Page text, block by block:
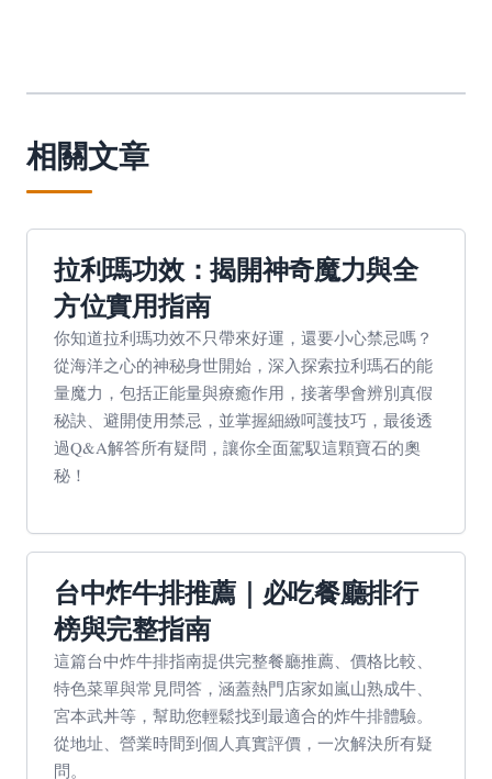
相關文章
拉利瑪功效：揭開神奇魔力與全
方位實用指南
你知道拉利瑪功效不只帶來好運，還要小心禁忌嗎？
從海洋之心的神秘身世開始，深入探索拉利瑪石的能
量魔力，包括正能量與療癒作用，接著學會辨別真假
秘訣、避開使用禁忌，並掌握細緻呵護技巧，最後透
過Q&A解答所有疑問，讓你全面駕馭這顆寶石的奧
秘！
台中炸牛排推薦｜必吃餐廳排行
榜與完整指南
這篇台中炸牛排指南提供完整餐廳推薦、價格比較、
特色菜單與常見問答，涵蓋熱門店家如嵐山熟成牛、
宮本武丼等，幫助您輕鬆找到最適合的炸牛排體驗。
從地址、營業時間到個人真實評價，一次解決所有疑
問。